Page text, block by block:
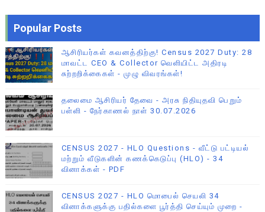
Popular Posts
ஆசிரியர்கள் கவனத்திற்கு! Census 2027 Duty: 28
மாவட்ட CEO & Collector வெளியிட்ட அதிரடி
சுற்றறிக்கைகள் - முழு விவரங்கள்!
தலைமை ஆசிரியர் தேவை - அரசு நிதியுதவி பெறும்
பள்ளி - நேர்காணல் நாள் 30.07.2026
CENSUS 2027 - HLO Questions - வீட்டு பட்டியல்
மற்றும் வீடுகளின் கணக்கெடுப்பு (HLO) - 34
வினாக்கள் - PDF
CENSUS 2027 - HLO மொபைல் செயலி 34
வினாக்களுக்கு பதில்களை பூர்த்தி செய்யும் முறை -